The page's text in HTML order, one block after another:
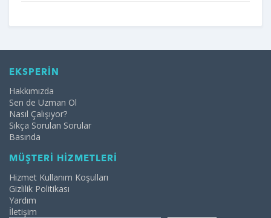
EKSPERİN
Hakkımızda
Sen de Uzman Ol
Nasıl Çalışıyor?
Sıkça Sorulan Sorular
Basında
MÜŞTERİ HİZMETLERİ
Hizmet Kullanım Koşulları
Gizlilik Politikası
Yardım
İletişim